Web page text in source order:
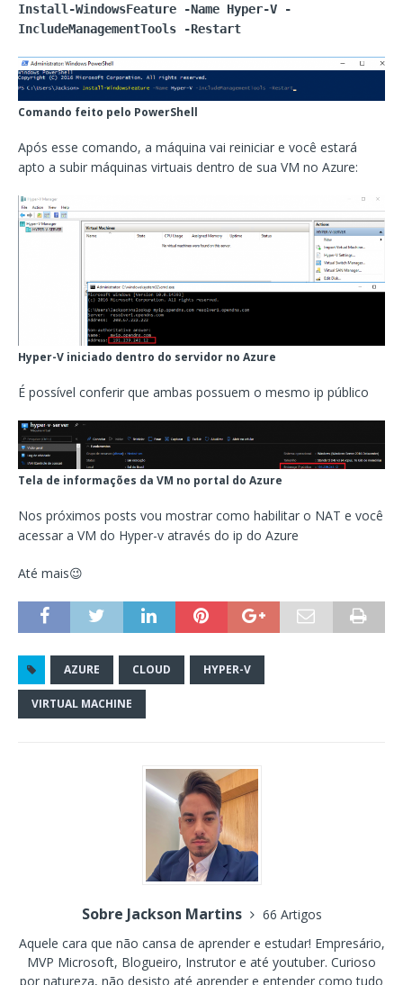
Install-WindowsFeature -Name Hyper-V -
IncludeManagementTools -Restart
Comando feito pelo PowerShell
Após esse comando, a máquina vai reiniciar e você estará
apto a subir máquinas virtuais dentro de sua VM no Azure:
Hyper-V iniciado dentro do servidor no Azure
É possível conferir que ambas possuem o mesmo ip público
Tela de informações da VM no portal do Azure
Nos próximos posts vou mostrar como habilitar o NAT e você
acessar a VM do Hyper-v através do ip do Azure
Até mais😉
AZURE CLOUD HYPER-V
VIRTUAL MACHINE
Sobre Jackson Martins
66 Artigos
Aquele cara que não cansa de aprender e estudar! Empresário,
MVP Microsoft, Blogueiro, Instrutor e até youtuber. Curioso
por natureza, não desisto até aprender e entender como tudo